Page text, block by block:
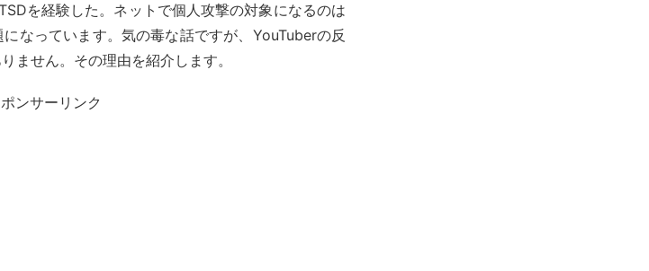
を経験した。ネットで個人攻撃の対象になるのは
なっています。気の毒な話ですが、YouTuberの反
ません。その理由を紹介します。
ンサーリンク